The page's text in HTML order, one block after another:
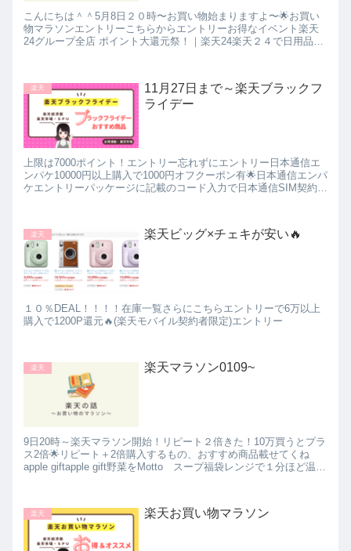
こんにちは＾＾5月8日２０時〜お買い物始まりますよ〜🌟お買い
物マラソンエントリーこちらからエントリーお得なイベント楽天
24グループ全店 ポイント大還元祭！｜楽天24楽天２４で日用品が
楽天
11月27日まで～楽天ブラックフ
ライデー
上限は7000ポイント！エントリー忘れずにエントリー日本通信エ
ンパケ10000円以上購入で1000円オフクーポン有🌟日本通信エンパ
ケエントリーパッケージに記載のコード入力で日本通信SIM契約す
楽天 楽天ビッグ×チェキが安い🔥
１０％DEAL！！！！在庫一覧さらにこちらエントリーで6万以上
購入で1200P還元🔥(楽天モバイル契約者限定)エントリー
楽天 楽天マラソン0109~
9日20時～楽天マラソン開始！リピート２倍きた！10万買うとプラ
ス2倍🌟リピート＋2倍購入するもの、おすすめ商品載せてくね
apple giftapple gift野菜をMotto スープ福袋レンジで１分ほど温め
楽天 楽天お買い物マラソン